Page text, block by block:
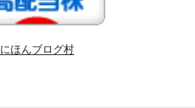
にほんブログ村